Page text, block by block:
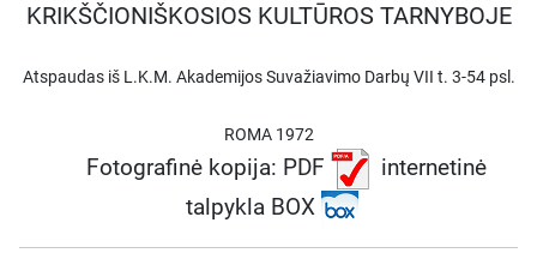
KRIKŠČIONIŠKOSIOS KULTŪROS TARNYBOJE
Atspaudas iš L.K.M. Akademijos Suvažiavimo Darbų VII t. 3-54 psl.
ROMA 1972
Fotografinė kopija: PDF
internetinė
talpykla BOX